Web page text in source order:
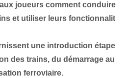
joueurs comment conduire
et⁤ utiliser leurs fonctionnalit
une introduction étape
des trains, du démarrage au
ferroviaire.